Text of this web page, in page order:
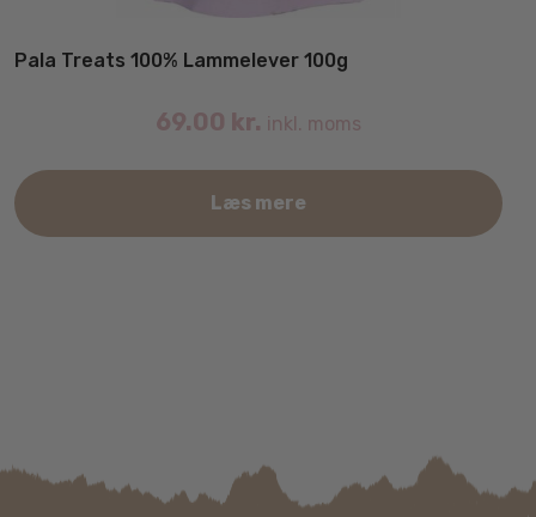
Pala Treats 100% Lammelever 100g
69.00 kr. inkl. moms
Læs mere